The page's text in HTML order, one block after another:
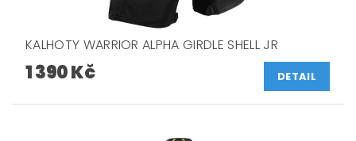
KALHOTY WARRIOR ALPHA GIRDLE SHELL JR
1 390 Kč DETAIL